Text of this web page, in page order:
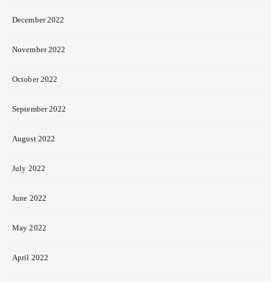
December 2022
November 2022
October 2022
September 2022
August 2022
July 2022
June 2022
May 2022
April 2022